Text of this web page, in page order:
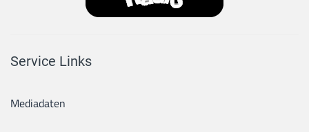
Service Links
Mediadaten